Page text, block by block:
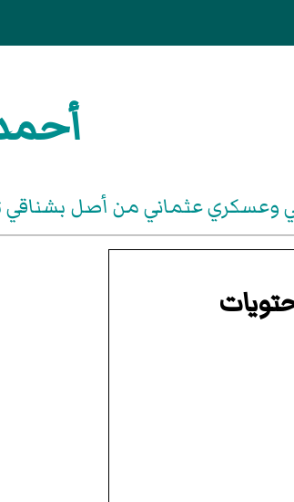
وعسكري عثماني من أصل بشناقي